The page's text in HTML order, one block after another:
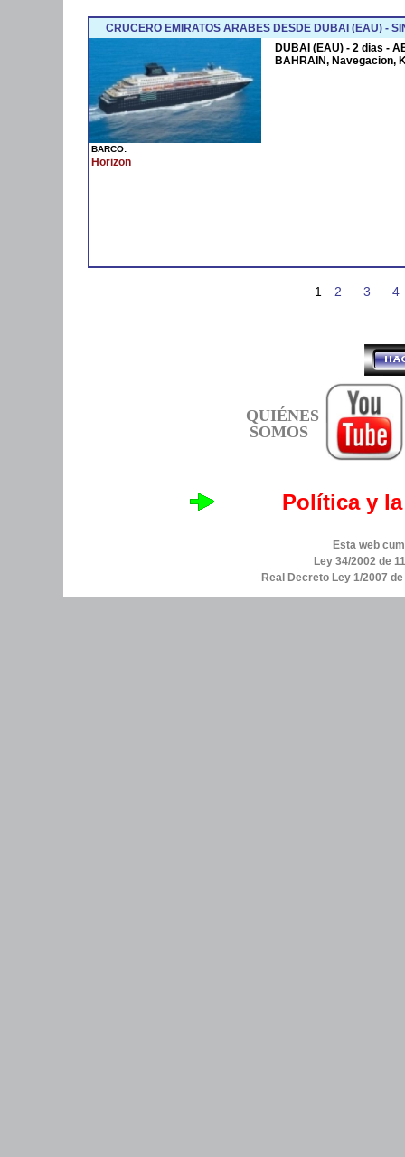
CRUCERO EMIRATOS ARABES DESDE DUBAI (EAU) -
BARCO:
Horizon
DUBAI (EAU) - 2 dias -
BAHRAIN, Navegacion,
1 2 3 4
QUIÉNES
SOMOS
Política y
Esta web
Ley 34/2002 de
Real Decreto Ley 1/2007